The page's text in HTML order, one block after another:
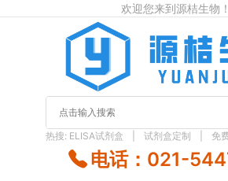
欢迎您来到源桔生物！
热搜: ELISA试剂盒 试剂盒定制 免
电话：021-